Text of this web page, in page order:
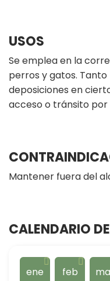
USOS
Se emplea en la
perros y gatos.
deposiciones en
acceso o tránsito por
Mantener fuera del
CALENDARIO
ene feb